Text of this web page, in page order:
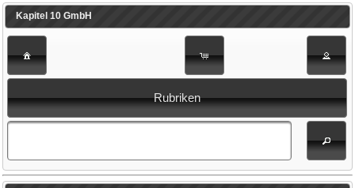
Kapitel 10 GmbH
Rubriken